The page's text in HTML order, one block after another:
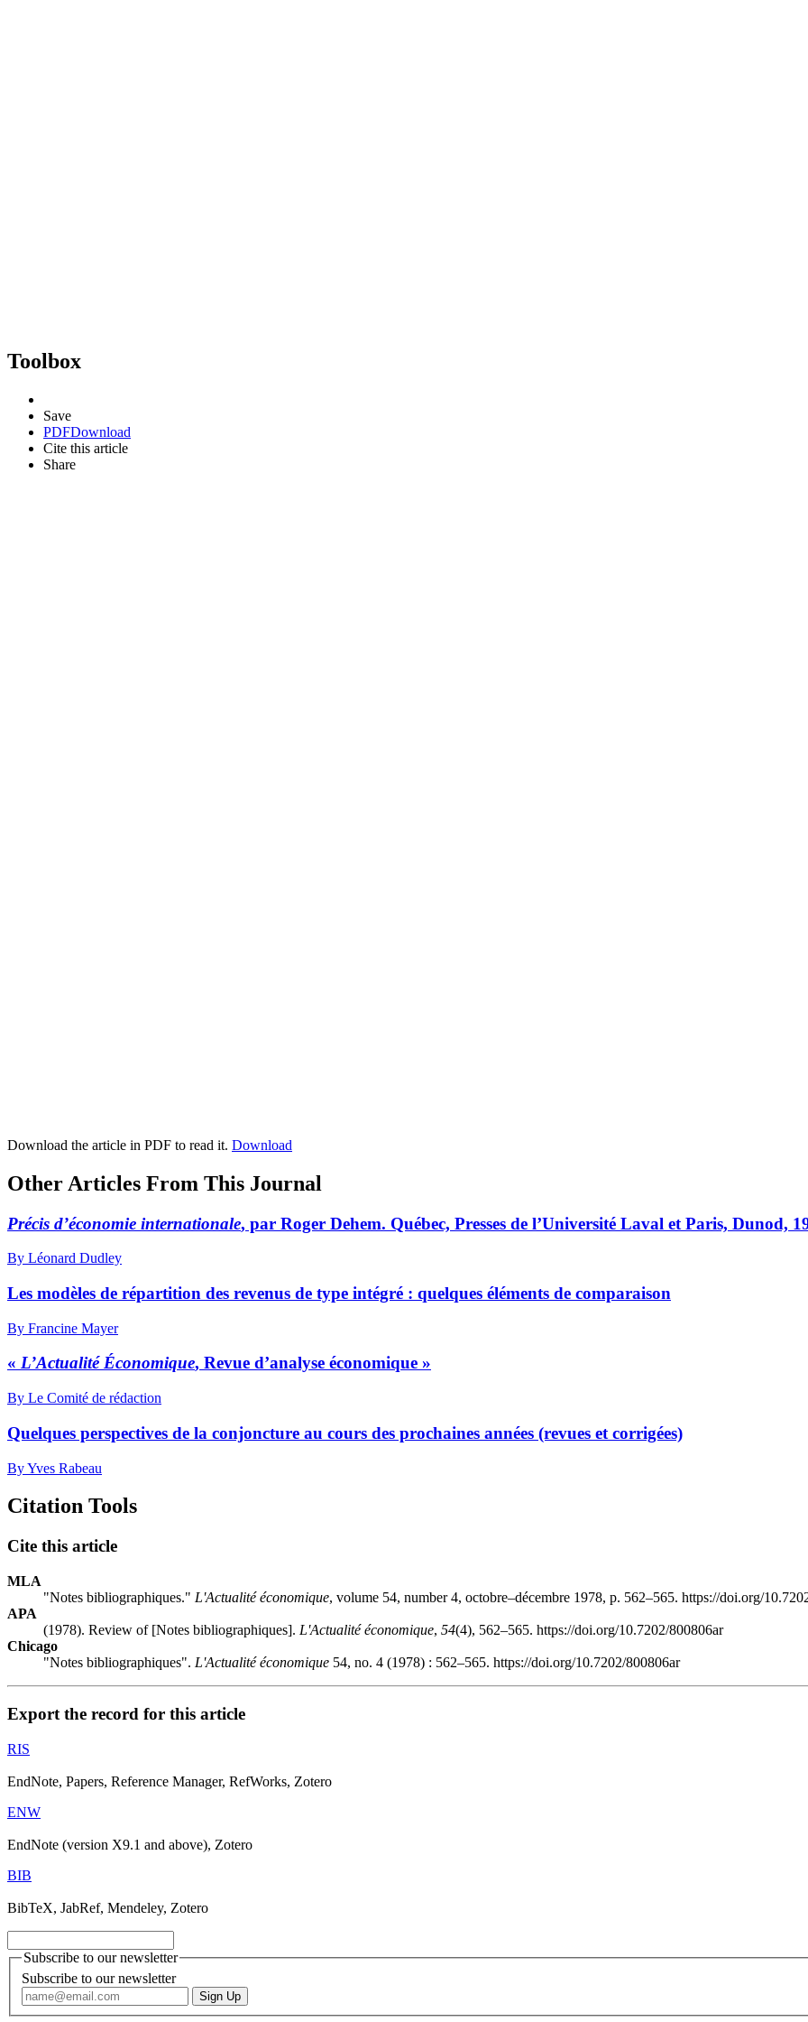
Toolbox
Save
PDFDownload
Cite this article
Share
Download the article in PDF to read it. Download
Other Articles From This Journal
Précis d’économie internationale, par Roger Dehem. Québec, Presses de l’Université Laval et Paris, Dunod,
By Léonard Dudley
Les modèles de répartition des revenus de type intégré : quelques éléments de comparaison
By Francine Mayer
« L’Actualité Économique, Revue d’analyse économique »
By Le Comité de rédaction
Quelques perspectives de la conjoncture au cours des prochaines années (revues et corrigées)
By Yves Rabeau
Citation Tools
Cite this article
MLA
"Notes bibliographiques." L'Actualité économique, volume 54, number 4, octobre–décembre 1978, p. 562–565. https://doi.org/
APA
(1978). Review of [Notes bibliographiques]. L'Actualité économique, 54(4), 562–565. https://doi.org/10.7202/800806ar
Chicago
"Notes bibliographiques". L'Actualité économique 54, no. 4 (1978) : 562–565. https://doi.org/10.7202/800806ar
Export the record for this article
RIS
EndNote, Papers, Reference Manager, RefWorks, Zotero
ENW
EndNote (version X9.1 and above), Zotero
BIB
BibTeX, JabRef, Mendeley, Zotero
Subscribe to our newsletter
Subscribe to our newsletter